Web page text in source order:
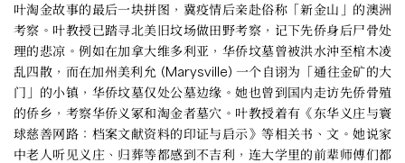
叶淘金故事的最后一块拼图，冀疫情后亲赴俗称「新金山」的澳洲
考察。叶教授已踏寻北美旧坟场做田野考察，记下先侨身后尸骨处
理的悲凉。例如在加拿大维多利亚，华侨坟墓曾被洪水沖至棺木凌
乱四散，而在加州美利允 (Marysville) 一个自诩为「通往金矿的大
门」的小镇，华侨坟墓仅处公墓边缘。她也曾到国内走访先侨骨殖
的侨乡，考察华侨义冢和淘金者墓穴。叶教授着有《东华义庄与寰
球慈善网路：档案文献资料的印证与启示》等相关书、文。她说家
中老人听见义庄、归葬等都感到不吉利，连大学里的前辈师傅们都